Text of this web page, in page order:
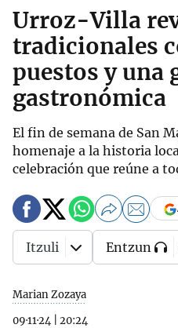
Urroz-Villa
tradicionales
puestos y una
gastronómica
El fin de semana de San
homenaje a la historia
celebración que reúne a
Marian Zozaya
09·11·24
20:24
Itzuli Entzun